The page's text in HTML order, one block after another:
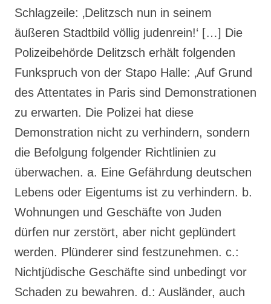
Schlagzeile: ‚Delitzsch nun in seinem
äußeren Stadtbild völlig judenrein!‘ […] Die
Polizeibehörde Delitzsch erhält folgenden
Funkspruch von der Stapo Halle: ‚Auf Grund
des Attentates in Paris sind Demonstrationen
zu erwarten. Die Polizei hat diese
Demonstration nicht zu verhindern, sondern
die Befolgung folgender Richtlinien zu
überwachen. a. Eine Gefährdung deutschen
Lebens oder Eigentums ist zu verhindern. b.
Wohnungen und Geschäfte von Juden
dürfen nur zerstört, aber nicht geplündert
werden. Plünderer sind festzunehmen. c.:
Nichtjüdische Geschäfte sind unbedingt vor
Schaden zu bewahren. d.: Ausländer, auch